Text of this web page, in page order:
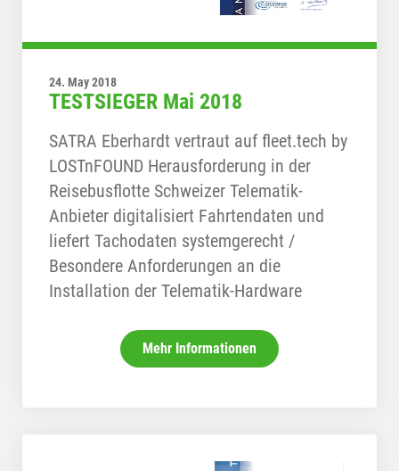
24. May 2018
TESTSIEGER Mai 2018
SATRA Eberhardt vertraut auf fleet.tech by
LOSTnFOUND Herausforderung in der
Reisebusflotte Schweizer Telematik-
Anbieter digitalisiert Fahrtendaten und
liefert Tachodaten systemgerecht /
Besondere Anforderungen an die
Installation der Telematik-Hardware
Mehr Informationen